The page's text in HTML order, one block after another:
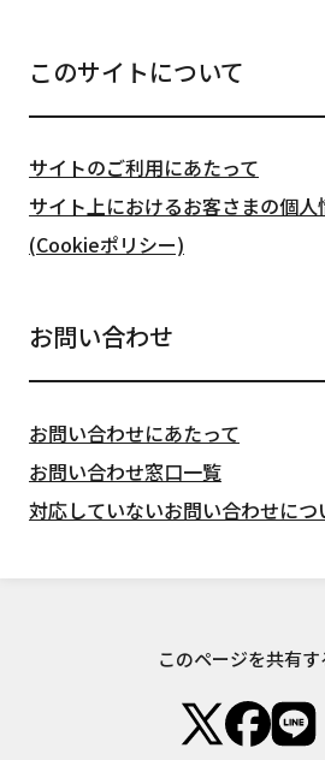
このサイトについて
サイトのご利用にあたって
サイト上におけるお客さまの個
(Cookieポリシー)
お問い合わせ
お問い合わせにあたって
お問い合わせ窓口一覧
対応していないお問い合わせにつ
このページを共有す